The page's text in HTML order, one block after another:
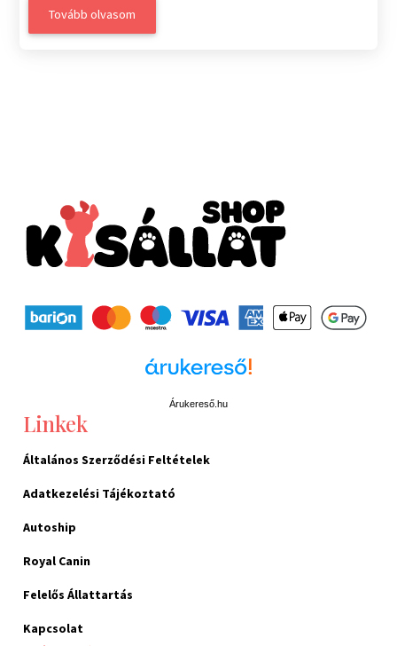
Tovább olvasom
Árukereső.hu
Linkek
Általános Szerződési Feltételek
Adatkezelési Tájékoztató
Autoship
Royal Canin
Felelős Állattartás
Kapcsolat